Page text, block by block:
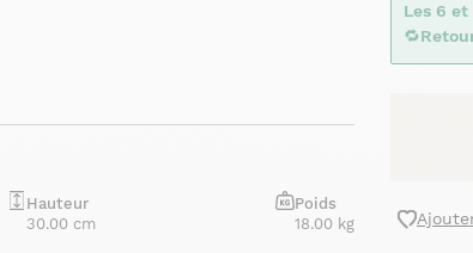
Les 6 et
🔁
Hauteur
30.00 cm
Poids
18.00 kg